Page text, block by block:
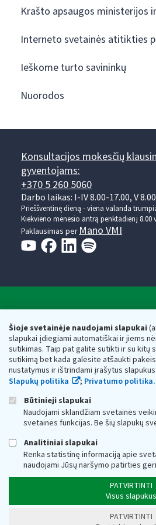
Šioje svetainėje naudojami slapukai
slapukai įdiegiami automatiškai ir jiems
sutikimas. Taip pat galite sutikti ir su kitų
sutikimą bet kada galėsite atšaukti
nustatymus ir ištrindami įrašytus
Slapukų politika
; Privatumo politika.
Būtinieji slapukai
Naudojami sklandžiam svetainės
svetainės funkcijas. Be šių slapukų
Analitiniai slapukai
Renka statistinę informaciją apie
naudojami Jūsų naršymo patirties
PATVIRTINTI
Visus slapukus
PATVIRTINTI
Krašto apsaugos ministerijos
Interneto svetainės atitikties
Ieškome turto savininkų
Nuorodos
Konsultacijos mokesčių
gyventojams:
+370 5 260 5060
Darbo laikas: I-IV 8.00-17.00, V
Prieššventinę dieną - viena valanda
Kiekvieno mėnesio antrą penktadienį 8.00
Paklausimas per Mano VMI
Respublikos finansų
Biudžetinė įstaiga. Juridinio asmens
adresas: Vasario 16-osios g. 14, 01107
vmi@vmi.lt, E. pristatymo dėžutės adresas
Duomenys apie Valstybinę mokesčių
Respublikos finansų ministerijos kaupiami